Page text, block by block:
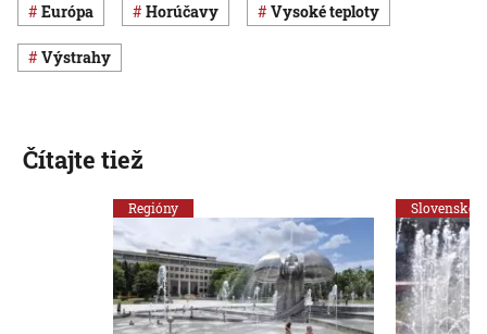
Európa horúčavy vysoké teploty
výstrahy
Čítajte tiež
Regióny Slovensko